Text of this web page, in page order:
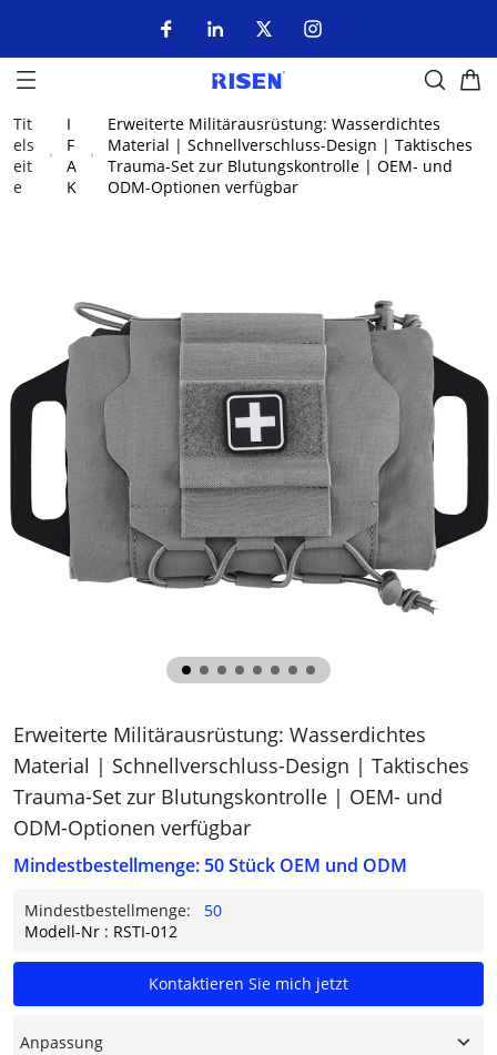
Tit
els
eit
e
I
F
A
K
Erweiterte Militärausrüstung: Wasserdichtes
Material | Schnellverschluss-Design | Taktisches
Trauma-Set zur Blutungskontrolle | OEM- und
ODM-Optionen verfügbar
Erweiterte Militärausrüstung: Wasserdichtes
Material | Schnellverschluss-Design | Taktisches
Trauma-Set zur Blutungskontrolle | OEM- und
ODM-Optionen verfügbar
Mindestbestellmenge: 50 Stück OEM und ODM
Mindestbestellmenge:
50
Modell-Nr : RSTI-012
Kontaktieren Sie mich jetzt
Anpassung